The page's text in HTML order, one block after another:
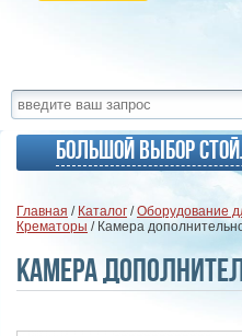
Большой выбор
Главная / Каталог /Оборудование
Крематоры / Камера
Камера